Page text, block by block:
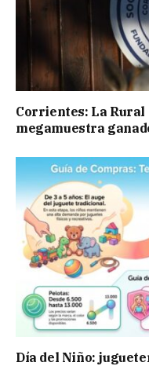
Corrientes: La Rural
megamuestra
Día del Niño: